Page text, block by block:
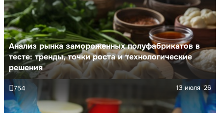
Анализ рынка замороженных полуфабрикатов в
тесте: тренды, точки роста и технологические
решения
13 июля '26
754